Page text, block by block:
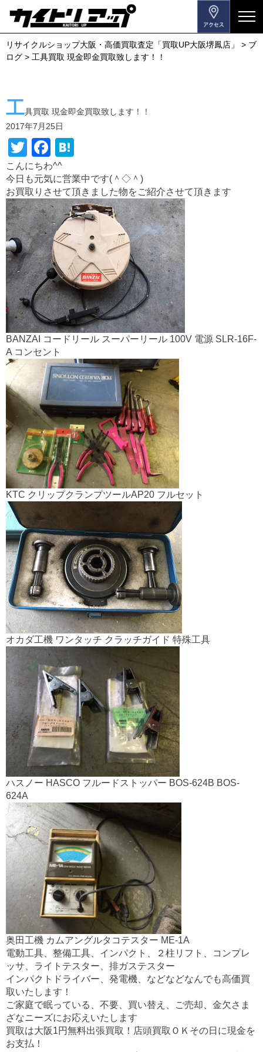
メ
ニ
ュ
リサイクルショップ大阪・高価買取査定「買取UP大阪堺鳳店」 > ブ
ログ > 工具買取 現金即金買取致します！！
工具買取 現金即金買取致します！！
2017年7月25日
T
wi
tt
er
F
a
c
e
b
o
o
k
e
n
a
こんにちわ^^
今日も元気に営業中です(＾◇＾)
お買取りさせて頂きました物をご紹介させて頂きます
BANZAI コードリール スーパーリール 100V 電源 SLR-16F-
A コンセント
KTC クリップクランプツールAP20 フルセット
オカダ工機 ワンタッチ クラッチガイド 特殊工具
ハスノー HASCO フルードストッパー BOS-624B BOS-
624A
奥田工機 カムアングルタコテスター ME-1A
電動工具、整備工具、インパクト、２柱リフト、コンプレ
ッサ、ライトテスター、排ガステスター
インパクトドライバー、発電機、などなどなんでも高価買
取いたします！
ご家庭で眠っている、不要、買い替え、ご売却、金欠さま
ざなニーズにお応えいたします
買取は大阪1円無料出張買取！店頭買取ＯＫその日に現金を
お支払！